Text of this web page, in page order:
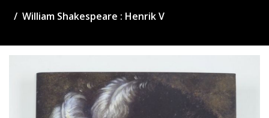
William Shakespeare : Henrik V